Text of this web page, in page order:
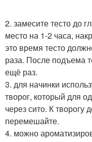
2. замесите тесто до
место на 1-2 часа,
это время тесто
раза. После подъема
ещё раз.
3. для начинки
творог, который для
через сито. К творогу
перемешайте.
4. можно